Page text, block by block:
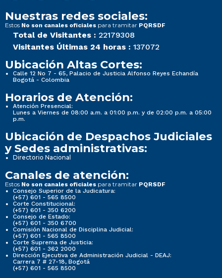
Nuestras redes sociales:
Estos No son canales oficiales para tramitar PQRSDF
Total de Visitantes : 22179308
Visitantes Últimas 24 horas : 137072
Ubicación Altas Cortes:
Calle 12 No 7 - 65, Palacio de Justicia Alfonso Reyes Echandía
Bogotá - Colombia
Horarios de Atención:
Atención Presencial:
Lunes a Viernes de 08:00 a.m. a 01:00 p.m. y de 02:00 p.m. a 05:00
p.m.
Ubicación de Despachos Judiciales
y Sedes administrativas:
Directorio Nacional
Canales de atención:
Estos No son canales oficiales para tramitar PQRSDF
Consejo Superior de la Judicatura:
(+57) 601 - 565 8500
Corte Constitucional:
(+57) 601 - 350 6200
Consejo de Estado:
(+57) 601 - 350 6700
Comisión Nacional de Disciplina Judicial:
(+57) 601 - 565 8500
Corte Suprema de Justicia:
(+57) 601 - 362 2000
Dirección Ejecutiva de Administración Judicial - DEAJ:
Carrera 7 # 27-18, Bogotá
(+57) 601 - 565 8500